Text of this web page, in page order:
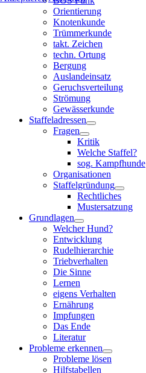
Orientierung
Knotenkunde
Trümmerkunde
takt. Zeichen
techn. Ortung
Bergung
Auslandeinsatz
Geruchsverteilung
Strömung
Gewässerkunde
Staffeladressen
Fragen
Kritik
Welche Staffel?
sog. Kampfhunde
Organisationen
Staffelgründung
Rechtliches
Mustersatzung
Grundlagen
Welcher Hund?
Entwicklung
Rudelhierarchie
Triebverhalten
Die Sinne
Lernen
eigens Verhalten
Ernährung
Impfungen
Das Ende
Literatur
Probleme erkennen
Probleme lösen
Hilfstabellen